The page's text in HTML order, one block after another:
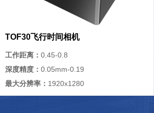
TOF30飞行时间相机
工作距离： 0.45-0.8
深度精度： 0.05mm-0.19
最大分辨率： 1920x1280